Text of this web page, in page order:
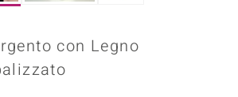
con Legno